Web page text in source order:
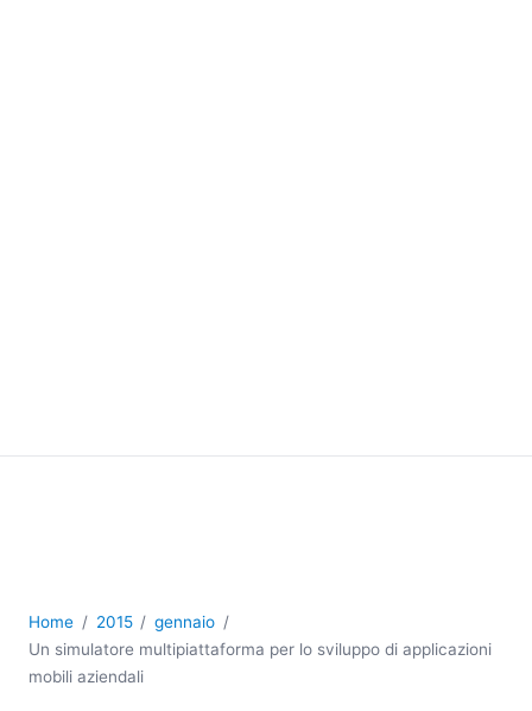
Home 2015
gennaio
Un simulatore multipiattaforma per lo sviluppo di applicazioni
mobili aziendali